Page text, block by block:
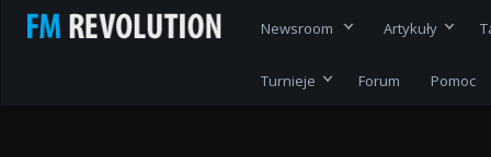
Newsroom Artykuły
Turnieje Forum Pomoc